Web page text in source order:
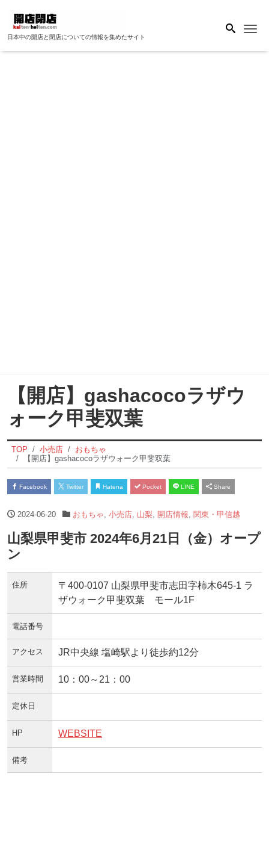
日本中の開店と閉店についての情報を集めたサイト
【開店】gashacocoラザウ
ォーク甲斐双葉
TOP 小売店
おもちゃ
【開店】gashacocoラザウォーク甲斐双葉
Facebook Twitter Hatena Pocket LINE Share
2024-06-20 おもちゃ 小売店, 山梨 開店情報 関東・甲信越
山梨県甲斐市 2024年6月21日（金）オープ
ン
住所
〒400-0107 山梨県甲斐市志田字柿木645‐1 ラ
ザウォーク甲斐双葉 モール1F
電話番号
アクセス JR中央線 塩崎駅より徒歩約12分
営業時間 10：00～21：00
定休日
HP WEBSITE
備考